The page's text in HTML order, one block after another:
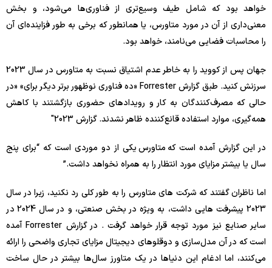
خواهد بود که شامل طیف وسیع‌تری از فناوری‌ها می‌شود، و بخش
معنی‌داری از آن در مورد متاورس، یا همانطور که برخی به طور فزاینده‌ای آن
را محاسبات فضایی می‌نامند، خواهد بود.
جهان پس از کووید را به خاطر عدم اشتیاق نسبت به متاورس در سال 2023
سرزنش کنید. طبق گزارش Forrester «ده فناوری نوظهور برتر دیگر برای» «در
حالی که مصرف‌کنندگان به کار و رویدادهای حضوری بازگشتند با کاهش
همه‌گیری، موارد استفاده قانع‌کننده ظاهر نشدند. گزارش 2023″
در این گزارش آمده است که متاورس یکی از دو موردی است که “برای پنج
سال یا بیشتر مزایای مورد انتظار را به همراه نخواهد داشت.”
اما ناظران گفتند که شرکت های متاورس را به طور کلی رد نکنید، زیرا در سال
2023 پیشرفت هایی داشت، به ویژه در بخش صنعتی، و در سال 2024 در
سایر صنایع نیز مورد توجه قرار خواهد گرفت . در گزارش Forrester آمده
است که در آن مدل‌سازی و دوقلوهای دیجیتال مزایای تجاری واضحی را ارائه
می‌کنند، اما ادغام این دنیاها در یک متاورز سال‌ها بیشتر در حال ساخت